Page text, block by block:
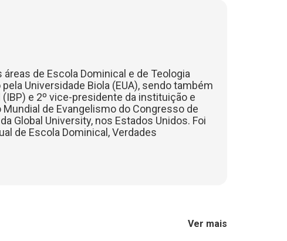
de Escola Dominical e de Teologia
Universidade Biola (EUA), sendo também
e 2º vice-presidente da instituição e
de Evangelismo do Congresso de
Global University, nos Estados Unidos. Foi
de Escola Dominical, Verdades
Ver mais